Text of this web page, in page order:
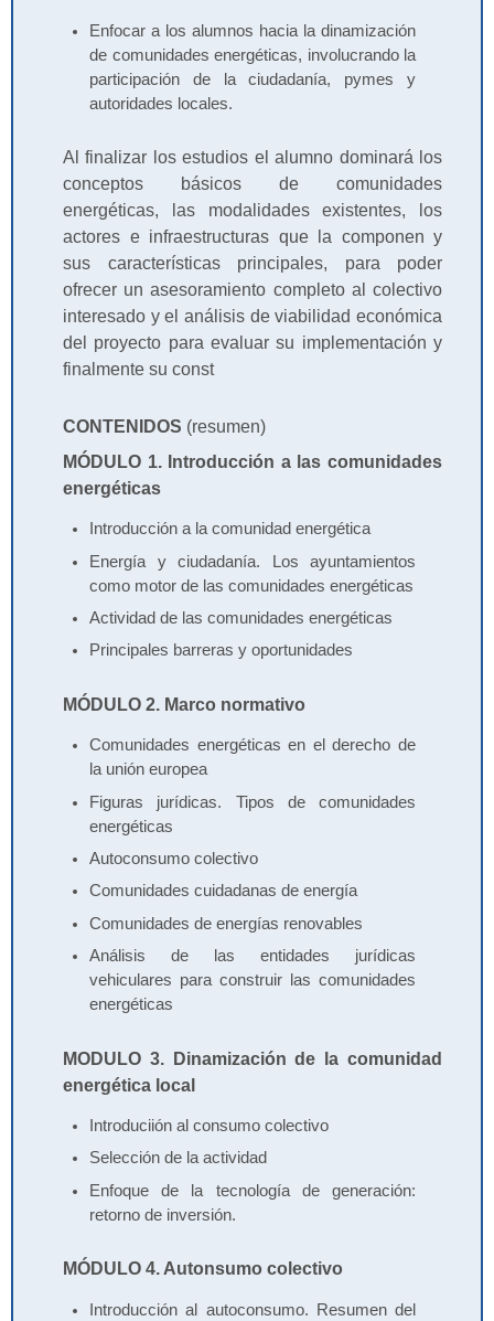
Enfocar a los alumnos hacia la dinamización
de comunidades energéticas, involucrando la
participación de la ciudadanía, pymes y
autoridades locales.
Al finalizar los estudios el alumno dominará los
conceptos básicos de comunidades
energéticas, las modalidades existentes, los
actores e infraestructuras que la componen y
sus características principales, para poder
ofrecer un asesoramiento completo al colectivo
interesado y el análisis de viabilidad económica
del proyecto para evaluar su implementación y
finalmente su const
CONTENIDOS (resumen)
MÓDULO 1. Introducción a las comunidades
energéticas
Introducción a la comunidad energética
Energía y ciudadanía. Los ayuntamientos
como motor de las comunidades energéticas
Actividad de las comunidades energéticas
Principales barreras y oportunidades
MÓDULO 2. Marco normativo
Comunidades energéticas en el derecho de
la unión europea
Figuras jurídicas. Tipos de comunidades
energéticas
Autoconsumo colectivo
Comunidades cuidadanas de energía
Comunidades de energías renovables
Análisis de las entidades jurídicas
vehiculares para construir las comunidades
energéticas
MODULO 3. Dinamización de la comunidad
energética local
Introduciión al consumo colectivo
Selección de la actividad
Enfoque de la tecnología de generación:
retorno de inversión.
MÓDULO 4. Autonsumo colectivo
Introducción al autoconsumo. Resumen del